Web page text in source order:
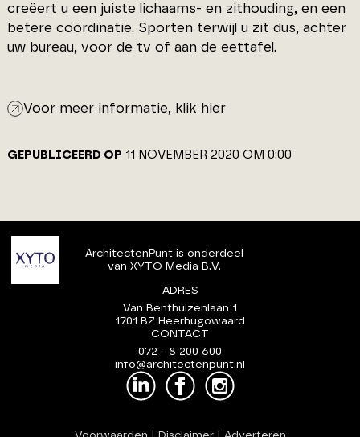
creëert u een juiste lichaams- en zithouding, en een
betere coördinatie. Sporten terwijl u zit dus, achter
uw bureau, voor de tv of aan de eettafel.
Voor meer informatie, klik hier
GEPUBLICEERD OP 11 NOVEMBER 2020 OM 0:00
ArchitectenPunt is onderdeel
van XYTO Media B.V.
ADRES
Van Benthuizenlaan 1
1701 BZ Heerhugowaard
CONTACT
072 - 8 200 600
info@architectenpunt.nl